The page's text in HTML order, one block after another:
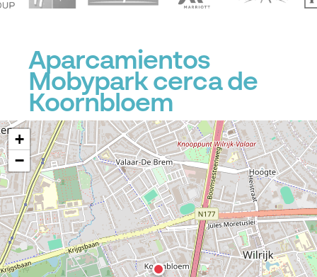
Aparcamientos
Mobypark cerca de
Koornbloem
+
−